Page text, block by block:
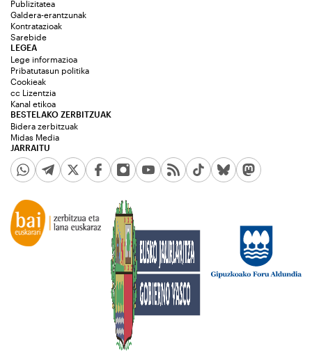
Publizitatea
Galdera-erantzunak
Kontratazioak
Sarebide
JARRAITU
LEGEA
Lege informazioa
Pribatutasun politika
Cookieak
cc Lizentzia
Kanal etikoa
BESTELAKO ZERBITZUAK
Bidera zerbitzuak
Midas Media